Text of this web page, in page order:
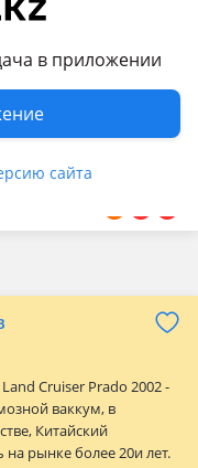
в приложении
сайта
J120
Тормозной ваккум, в хорошем качестве, Китайский производитель на рынке более 20и лет.
Cruiser Prado 2002 -
ваккум, в
Китайский
на рынке более 20и лет.